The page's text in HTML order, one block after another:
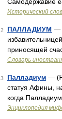
Исторический
2 ПАЛЛАДИУМ —
приносящей
Словарь
3 Палладиум —
статуя Афины,
когда
Энциклопедия